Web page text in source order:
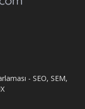
- SEO, SEM,